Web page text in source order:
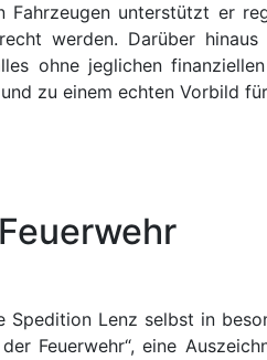
unterstützt er
werden. Darüber
ohne jeglichen
zu einem echten Vorbild
Lenz selbst in
Feuerwehr“, eine